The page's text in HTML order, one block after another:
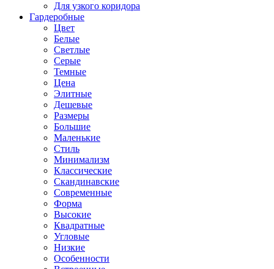
Для узкого коридора
Гардеробные
Цвет
Белые
Светлые
Серые
Темные
Цена
Элитные
Дешевые
Размеры
Большие
Маленькие
Стиль
Минимализм
Классические
Скандинавские
Современные
Форма
Высокие
Квадратные
Угловые
Низкие
Особенности